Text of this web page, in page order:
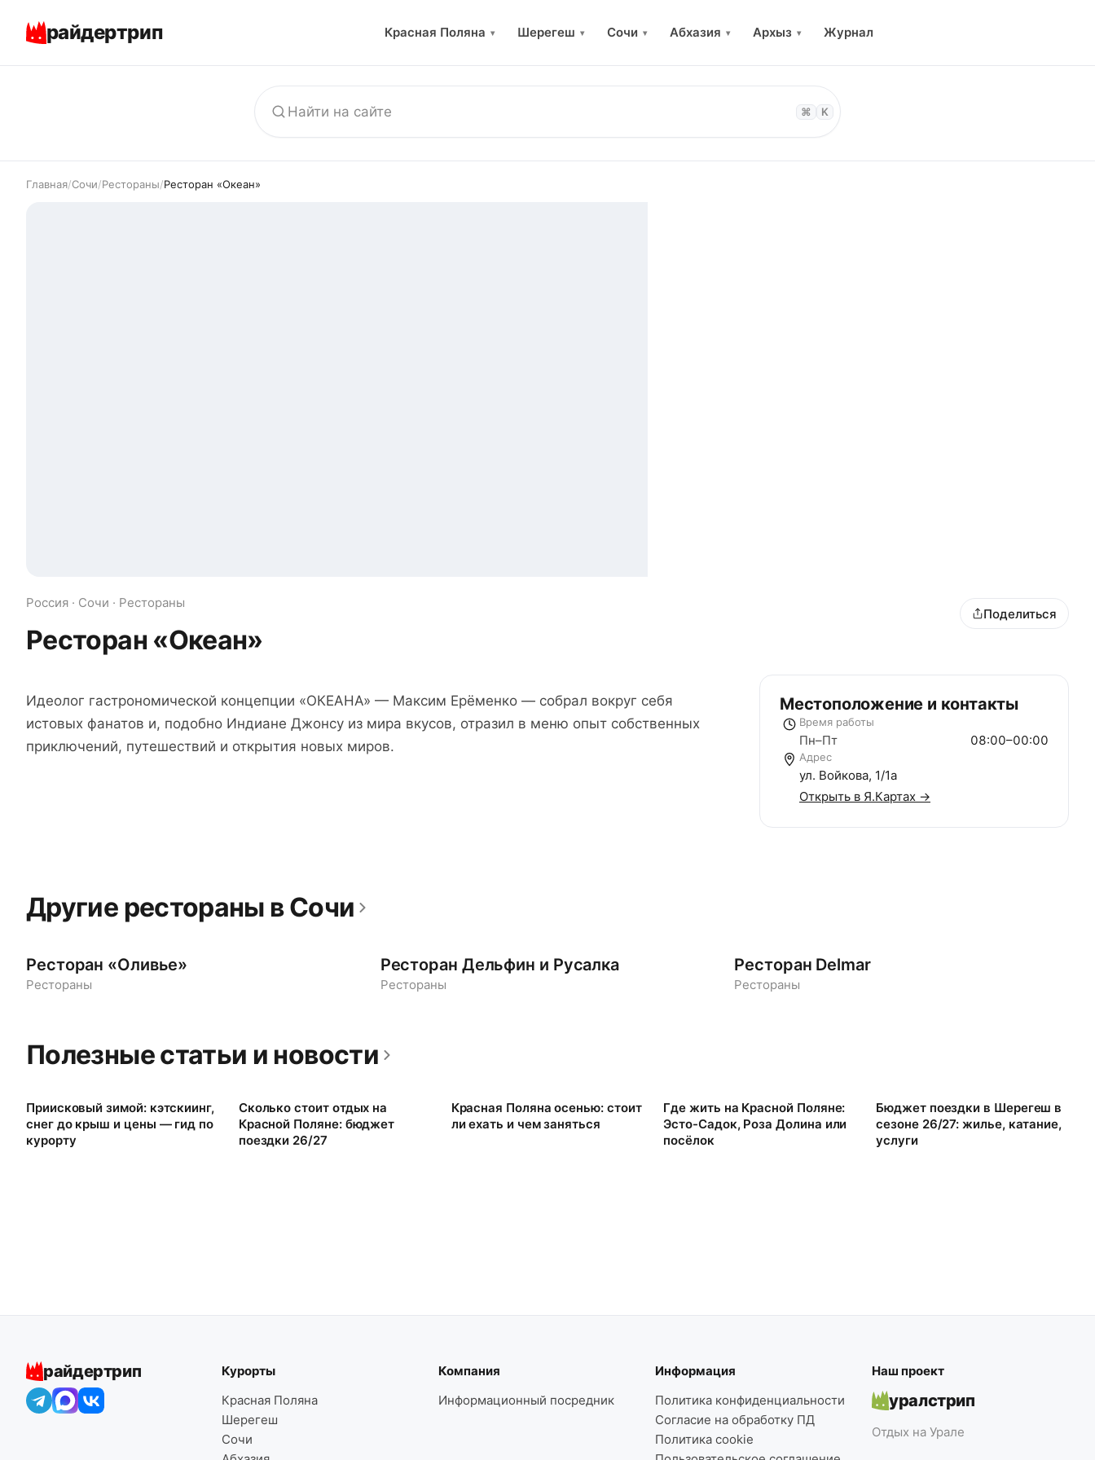
райдертрип Красная Поляна ▾ Шерегеш ▾ Сочи ▾ Абхазия ▾ Архыз ▾ Журнал
⌘ K
Главная/Сочи/Рестораны/Ресторан «Океан»
Россия · Сочи · Рестораны
Ресторан «Океан»
Поделиться
Идеолог гастрономической концепции «ОКЕАНА» — Максим Ерёменко — собрал вокруг себя
истовых фанатов и, подобно Индиане Джонсу из мира вкусов, отразил в меню опыт собственных
приключений, путешествий и открытия новых миров.
Местоположение и контакты
Время работы
Пн–Пт 08:00–00:00
Адрес
ул. Войкова, 1/1а
Открыть в Я.Картах →
Другие рестораны в Сочи
Ресторан «Оливье»
Рестораны
Ресторан Дельфин и Русалка
Рестораны
Ресторан Delmar
Рестораны
Полезные статьи и новости
Приисковый зимой: кэтскиинг,
снег до крыш и цены — гид по
курорту
Сколько стоит отдых на
Красной Поляне: бюджет
поездки 26/27
Красная Поляна осенью: стоит
ли ехать и чем заняться
Где жить на Красной Поляне:
Эсто-Садок, Роза Долина или
посёлок
Бюджет поездки в Шерегеш в
сезоне 26/27: жилье, катание,
услуги
райдертрип
Курорты
Красная Поляна
Шерегеш
Сочи
Компания
Информационный посредник
Информация
Политика конфиденциальности
Согласие на обработку ПД
Политика cookie
Наш проект
уралстрип
Отдых на Урале